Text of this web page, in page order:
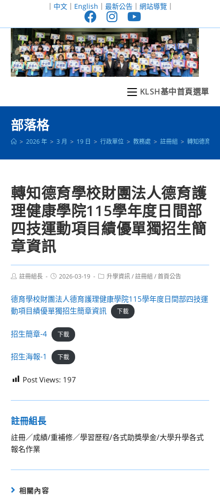
至
｜ 中文｜ English ｜ 最新公告｜ 網站導覽｜
KLSH基中首頁選單
部落格
> 2026 年 > 3 月 > 19 日 > 行政單位 > 教務處 > 註冊組 > 轉知德育學
轉知德育學校財團法人德育護
理健康學院115學年度日間部
四技運動項目績優單獨招生簡
章資訊
Post註冊組長
Post2026-03-19
Post升學資訊 / 註冊組 / 首頁公告
德育學校財團法人德育護理健康學院115學年度日間部四技運
動項目績優單獨招生簡章資訊
下載
招生簡章-4 下載
招生海報-1 下載
Post Views: 197
註冊組長
註冊／成績/重補修／學習歷程/各式助獎學金/大學升學各式
報名作業
相關內容